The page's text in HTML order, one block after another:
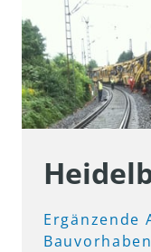
Ergänzende